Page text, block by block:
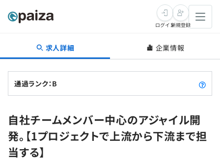
転職・キャリア
転職成功ガイド
転職エージェント
インタビュー
転職成功ガイド
新卒就活
求人検索
本選考
学習
ログイン新規登録
求人詳細 企業情報
通過ランク：B
自社チームメンバー中心のアジャイル開
発。【1プロジェクトで上流から下流まで担
当する】